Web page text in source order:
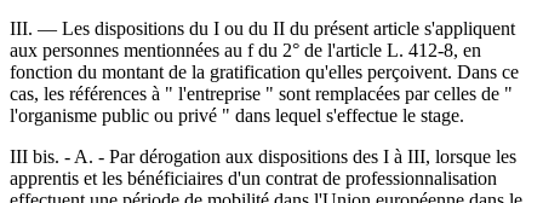
III. ― Les dispositions du I ou du II du présent article s'appliquent
aux personnes mentionnées au f du 2° de l'article L. 412-8, en
fonction du montant de la gratification qu'elles perçoivent. Dans ce
cas, les références à " l'entreprise " sont remplacées par celles de "
l'organisme public ou privé " dans lequel s'effectue le stage.
III bis. - A. - Par dérogation aux dispositions des I à III, lorsque les
apprentis et les bénéficiaires d'un contrat de professionnalisation